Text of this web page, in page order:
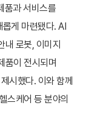
품과 서비스를
롭게 마련됐다. AI
내 로봇, 이미지
품이 전시되며
시했다. 이와 함께
스케어 등 분야의